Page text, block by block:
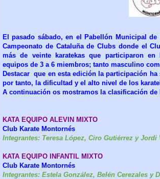
El pasado sábado, en el Pabellón Municipal
Campeonato de Cataluña de Clubs donde el
más de veinte karatekas que participaron
equipos de 3 a 6 miembros; tanto masculino
Destacar que en esta edición la participación
por tanto, la dificultad y el alto nivel de los
A continuación os mostramos la clasificación
KATA EQUIPO ALEVIN MIXTO
Club Karate Montornés
Integrantes: Teresa López, Ciro Gutiérrez y Jordi
KATA EQUIPO INFANTIL MIXTO
Club Karate Montornés
Integrantes: Estela González, Belén Cerezales y